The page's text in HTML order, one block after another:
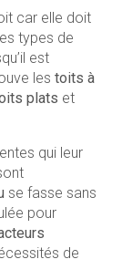
car elle doit
types de
est
les toits à
plats et
qui leur
se fasse sans
pour
de